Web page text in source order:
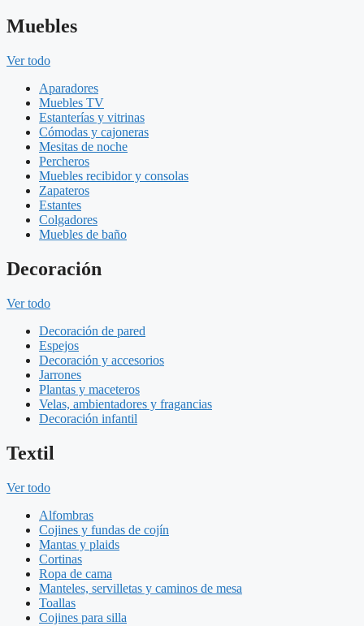
Muebles
Ver todo
Aparadores
Muebles TV
Estanterías y vitrinas
Cómodas y cajoneras
Mesitas de noche
Percheros
Muebles recibidor y consolas
Zapateros
Estantes
Colgadores
Muebles de baño
Decoración
Ver todo
Decoración de pared
Espejos
Decoración y accesorios
Jarrones
Plantas y maceteros
Velas, ambientadores y fragancias
Decoración infantil
Textil
Ver todo
Alfombras
Cojines y fundas de cojín
Mantas y plaids
Cortinas
Ropa de cama
Manteles, servilletas y caminos de mesa
Toallas
Cojines para silla